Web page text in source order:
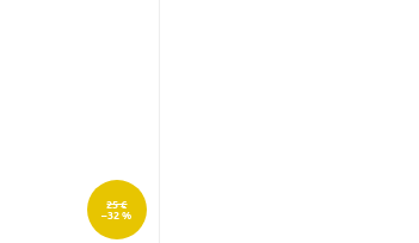
25 €
–32 %